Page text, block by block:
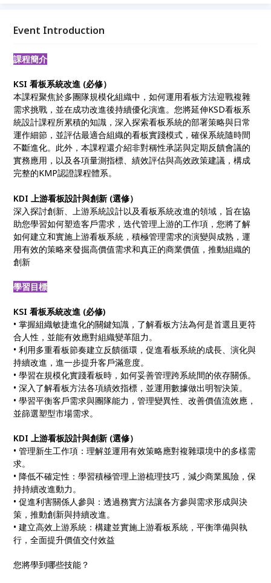
續改進。
Event Introduction
課程簡介
KSI 看板系統改進 (必修）
本課程聚焦於多團隊規模化組織中，如何運用看板方法迎戰複雜
需求挑戰，並在成功改進後持續優化演進。您將延伸KSD看板系
統設計課程所累積的知識，深入探索看板系統的部署策略與日常
運作細節，並評估最適合組織的看板實踐模式，確保系統隨時間
不斷進化。此外，本課程還介紹非對稱性承諾與定期反饋會議的
實務應用，以及各項量測指標、績效評估與高效政策建議，構成
完整的KMP認證課程體系。
KDI 上游看板設計與創新 (選修）
深入探討創新、上游系統設計以及看板系統改進的領域，旨在協
助您學習如何塑造客戶需求，迭代管理上游的工作項，您將了解
如何建立和實施上游看板系統，積極管理需求的演變與成熟，運
用有效的策略來發掘高價值需求和真正的商業價值，推動組織的
創新
學習目標
KSI 看板系統改進 (必修)
• 掌握組織敏捷進化的關鍵知識，了解看板方法為何是首選且更符
合人性，並能有效應對組織變革阻力。
• 利用多重看板節奏建立反饋循環，促進看板系統的成長、演化與
持續改進，進一步提升客戶滿意度。
• 學習在規模化實踐看板時，如何妥善管理跨系統間的依存關係。
• 深入了解看板方法各項績效指標，並運用數據做出明智決策。
• 學習平衡客戶需求與團隊能力，管理變異性、改善價值流效應，
並篩選塑型市場需求。
KDI 上游看板設計與創新 (選修）
• 管理新生工作項：理解並運用有效策略應對複雜環境中的多樣需
求。
• 降低不確定性：學習積極管理上游梳理技巧，減少商業風險，保
持持續改進動力。
• 促進利害關係人參與：透過務實方法讓各方參與需求形成與決
策，推動創新與持續改進。
• 建立高效上游系統：構建並實施上游看板系統，平衡準備與執
行，全面提升價值交付效益
您將學到哪些技能？